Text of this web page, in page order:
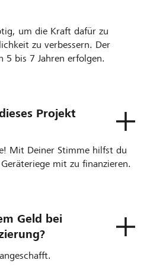
um die Kraft dafür zu
zu verbessern. Der
bis 7 Jahren erfolgen.
Projekt
Mit Deiner Stimme hilfst du
mit zu finanzieren.
Geld bei